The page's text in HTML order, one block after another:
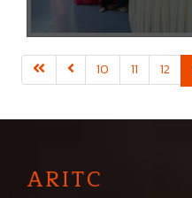
10 11 12
ARITC